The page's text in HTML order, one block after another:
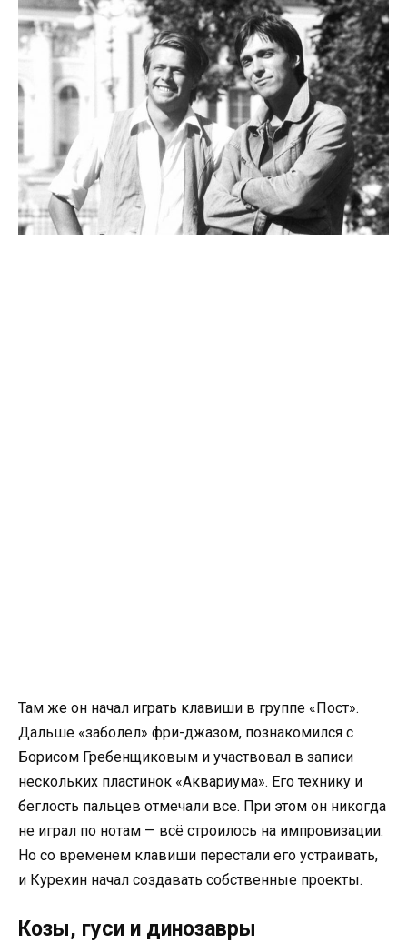
Там же он начал играть клавиши в группе «Пост».
Дальше «заболел» фри-джазом, познакомился с
Борисом Гребенщиковым и участвовал в записи
нескольких пластинок «Аквариума». Его технику и
беглость пальцев отмечали все. При этом он никогда
не играл по нотам — всё строилось на импровизации.
Но со временем клавиши перестали его устраивать,
и Курехин начал создавать собственные проекты.
Козы, гуси и динозавры